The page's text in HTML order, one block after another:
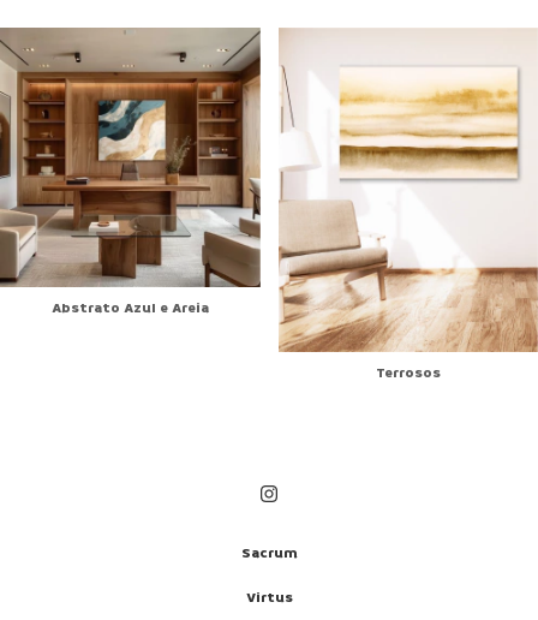
Abstrato Azul e Areia
Terrosos
Sacrum
Virtus